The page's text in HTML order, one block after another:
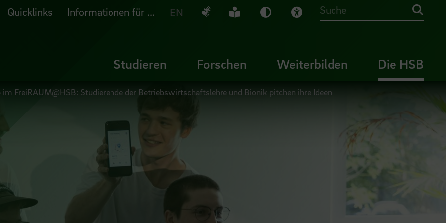
Quicklinks Informationen für ... EN Deutsche Gebärdensprache
Leichte Sprache
Dunkel-Modus
Visuelle Hilfe
Suche
Studieren Forschen Weiterbilden Die HSB
FreiRAUM@HSB: Studierende der Betriebswirtschaftslehre und Bionik pitchen ihre Ideen